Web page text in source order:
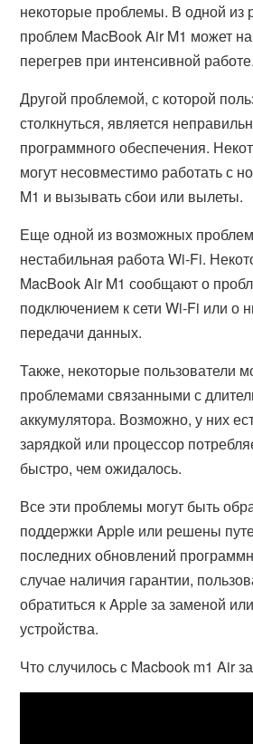
некоторые проблемы. В одной из
проблем MacBook Air M1 может
перегрев при интенсивной работе.
Другой проблемой, с которой
столкнуться, является
программного обеспечения.
могут несовместимо работать с
M1 и вызывать сбои или вылеты.
Еще одной из возможных
нестабильная работа Wi-Fi.
MacBook Air M1 сообщают о
подключением к сети Wi-Fi или о
передачи данных.
Также, некоторые пользователи
проблемами связанными с
аккумулятора. Возможно, у них
зарядкой или процессор
быстро, чем ожидалось.
Все эти проблемы могут быть
поддержки Apple или решены
последних обновлений
случае наличия гарантии,
обратиться к Apple за заменой
устройства.
Что случилось с Macbook m1 Air